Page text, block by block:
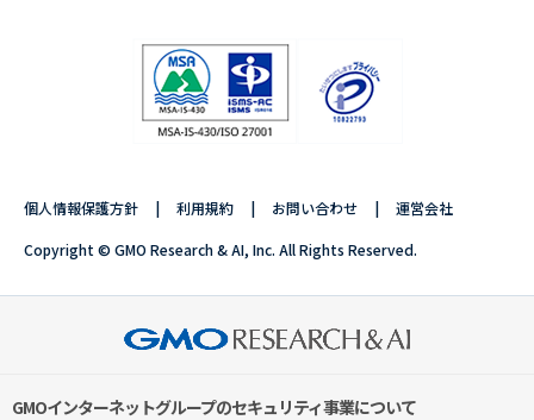
個人情報保護方針 利用規約 お問い合わせ 運営会社
Copyright © GMO Research & AI, Inc. All Rights Reserved.
GMOインターネットグループのセキュリティ事業について